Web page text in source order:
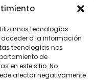
tecnologías
a la información
tecnologías nos
de
en este sitio. No
afectar negativamente